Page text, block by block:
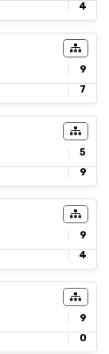
4
9
7
5
9
9
4
9
0